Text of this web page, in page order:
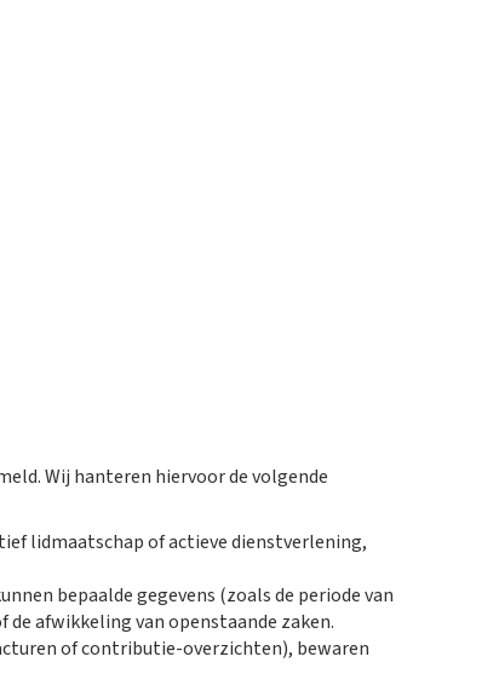
Wij hanteren hiervoor de volgende
lidmaatschap of actieve dienstverlening,
bepaalde gegevens (zoals de periode van
afwikkeling van openstaande zaken.
of contributie-overzichten), bewaren